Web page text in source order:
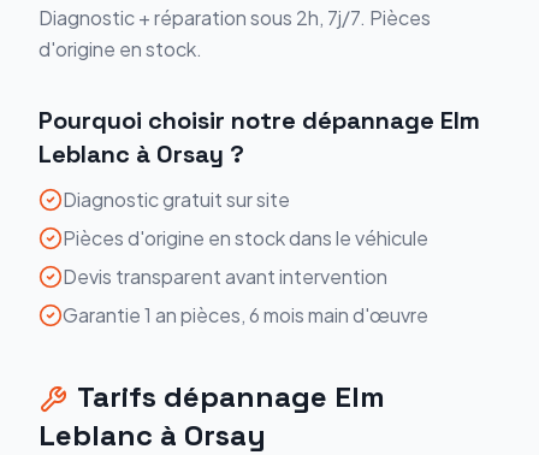
Diagnostic + réparation sous 2h, 7j/7. Pièces
d'origine en stock.
Pourquoi choisir notre dépannage Elm
Leblanc à Orsay ?
Diagnostic gratuit sur site
Pièces d'origine en stock dans le véhicule
Devis transparent avant intervention
Garantie 1 an pièces, 6 mois main d'œuvre
Tarifs dépannage Elm
Leblanc à Orsay